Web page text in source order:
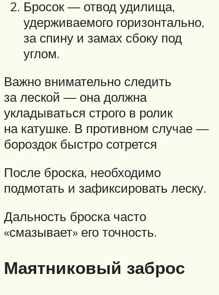
Бросок — отвод удилища,
удерживаемого горизонтально,
за спину и замах сбоку под
углом.
Важно внимательно следить
за леской — она должна
укладываться строго в ролик
на катушке. В противном случае —
бороздок быстро сотрется
После броска, необходимо
подмотать и зафиксировать леску.
Дальность броска часто
«смазывает» его точность.
Маятниковый заброс